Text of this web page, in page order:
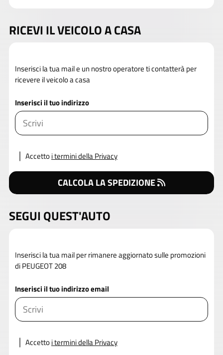
RICEVI IL VEICOLO A CASA
Inserisci la tua mail e un nostro operatore ti contatterà per
ricevere il veicolo a casa
Inserisci il tuo indirizzo
Accettoi termini della Privacy
CALCOLA LA SPEDIZIONE
SEGUI QUEST'AUTO
Inserisci la tua mail per rimanere aggiornato sulle promozioni
di PEUGEOT 208
Inserisci il tuo indirizzo email
Accettoi termini della Privacy